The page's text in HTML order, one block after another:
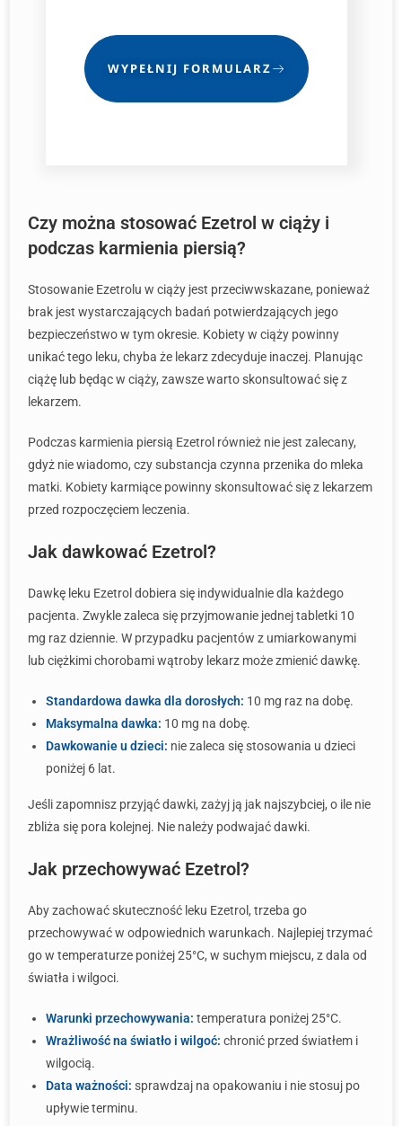
WYPEŁNIJ FORMULARZ
Czy można stosować Ezetrol w ciąży i
podczas karmienia piersią?
Stosowanie Ezetrolu w ciąży jest przeciwwskazane, ponieważ
brak jest wystarczających badań potwierdzających jego
bezpieczeństwo w tym okresie. Kobiety w ciąży powinny
unikać tego leku, chyba że lekarz zdecyduje inaczej. Planując
ciążę lub będąc w ciąży, zawsze warto skonsultować się z
lekarzem.
Podczas karmienia piersią Ezetrol również nie jest zalecany,
gdyż nie wiadomo, czy substancja czynna przenika do mleka
matki. Kobiety karmiące powinny skonsultować się z lekarzem
przed rozpoczęciem leczenia.
Jak dawkować Ezetrol?
Dawkę leku Ezetrol dobiera się indywidualnie dla każdego
pacjenta. Zwykle zaleca się przyjmowanie jednej tabletki 10
mg raz dziennie. W przypadku pacjentów z umiarkowanymi
lub ciężkimi chorobami wątroby lekarz może zmienić dawkę.
Standardowa dawka dla dorosłych: 10 mg raz na dobę.
Maksymalna dawka: 10 mg na dobę.
Dawkowanie u dzieci: nie zaleca się stosowania u dzieci
poniżej 6 lat.
Jeśli zapomnisz przyjąć dawki, zażyj ją jak najszybciej, o ile nie
zbliża się pora kolejnej. Nie należy podwajać dawki.
Jak przechowywać Ezetrol?
Aby zachować skuteczność leku Ezetrol, trzeba go
przechowywać w odpowiednich warunkach. Najlepiej trzymać
go w temperaturze poniżej 25°C, w suchym miejscu, z dala od
światła i wilgoci.
Warunki przechowywania: temperatura poniżej 25°C.
Wrażliwość na światło i wilgoć: chronić przed światłem i
wilgocią.
Data ważności: sprawdzaj na opakowaniu i nie stosuj po
upływie terminu.